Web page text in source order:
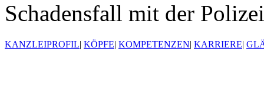
Schadensfall mit der
KANZLEIPROFIL| KÖPFE| KOMPETENZEN| KARRIERE|